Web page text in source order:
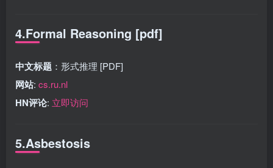
4.Formal Reasoning [pdf]
中文标题 ：形式推理 [PDF]
网站: cs.ru.nl
HN评论: 立即访问
5.Asbestosis